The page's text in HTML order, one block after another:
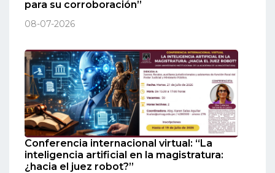
para su corroboración”
08-07-2026
Conferencia internacional virtual: “La
inteligencia artificial en la magistratura:
¿hacia el juez robot?”